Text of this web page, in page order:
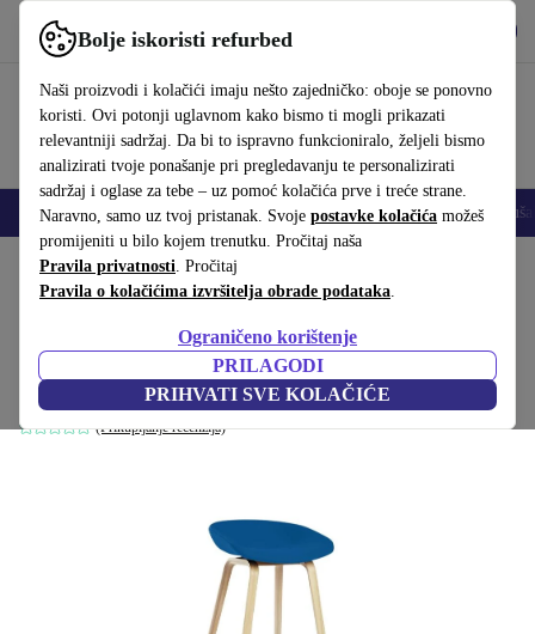
Bolje iskoristi refurbed
Naši proizvodi i kolačići imaju nešto zajedničko: oboje se ponovno
koristi. Ovi potonji uglavnom kako bismo ti mogli prikazati
relevantniji sadržaj. Da bi to ispravno funkcioniralo, željeli bismo
analizirati tvoje ponašanje pri pregledavanju te personalizirati
sadržaj i oglase za tebe – uz pomoć kolačića prve i treće strane.
Naravno, samo uz tvoj pristanak. Svoje postavke kolačića možeš
promijeniti u bilo kojem trenutku. Pročitaj naša
Pravila privatnosti. Pročitaj
Pravila o kolačićima izvršitelja obrade podataka.
Ograničeno korištenje
PRILAGODI
PRIHVATI SVE KOLAČIĆE
Koristi refurbed brzo i jednostavno
Mobiteli Prijenosna računala Tableti Pametni satovi Dodaci
Početna stranica Proizvodi Kućanstvo
AAS 33 About A Stool Barska Stolica
Visina 75cm Kobaltno Plava
Plava
(Prikupljanje recenzija)